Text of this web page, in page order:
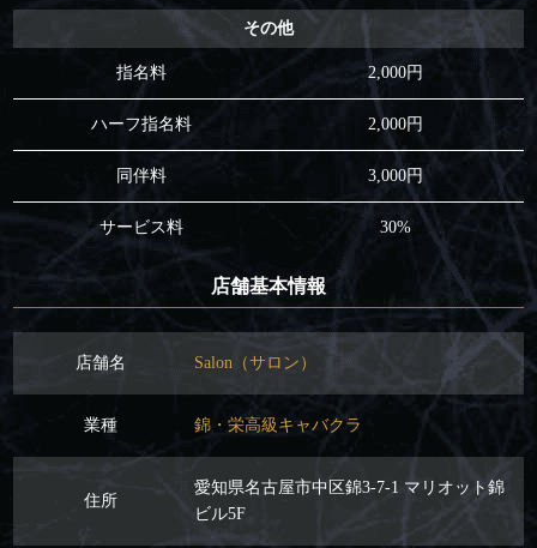
その他
指名料 2,000円
ハーフ指名料 2,000円
同伴料 3,000円
サービス料 30%
店舗基本情報
店舗名 Salon（サロン）
業種 錦・栄高級キャバクラ
住所
愛知県名古屋市中区錦3-7-1 マリオット錦
ビル5F